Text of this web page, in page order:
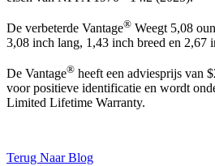
De verbeterde Vantage® Weegt 5,08
3,08 inch lang, 1,43 inch breed en 2,67
De Vantage® heeft een adviesprijs van
voor positieve identificatie en wordt
Limited Lifetime Warranty.
Terug Naar Blog